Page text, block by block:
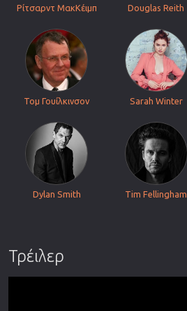
Ρίτσαρντ ΜακΚέιμπ Douglas Reith
Τομ Γουίλκινσον Sarah Winter
Dylan Smith Tim Fellingham
Τρέιλερ